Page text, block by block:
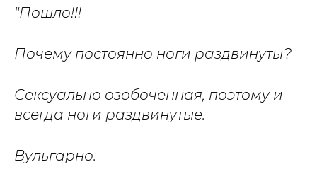
"Пошло!!!
Почему постоянно ноги раздвинуты?
Сексуально озобоченная, поэтому и
всегда ноги раздвинутые.
Вульгарно.